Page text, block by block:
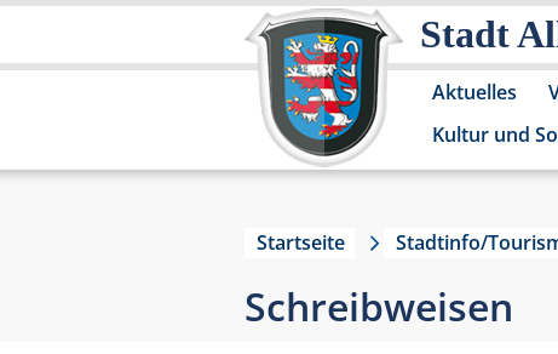
Stadt
Aktuelles
Kultur und
Startseite Stadtinfo/
Schreibweisen